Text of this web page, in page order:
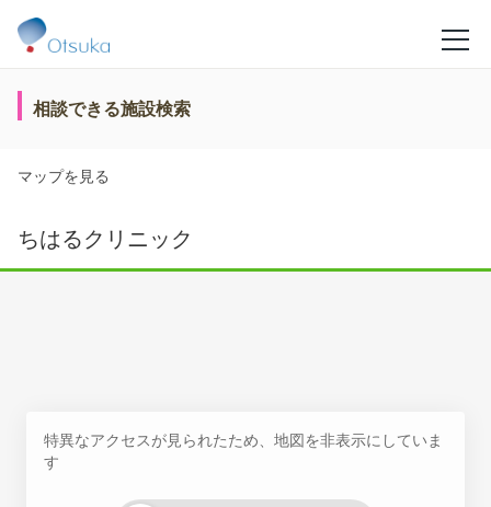
相談できる施設検索
マップを見る
ちはるクリニック
特異なアクセスが見られたため、地図を非表示にしていま
す